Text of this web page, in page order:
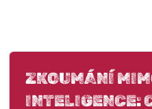
ZKOUMÁNÍ
INTELIGENCE: